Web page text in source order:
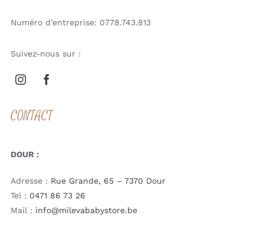
Numéro d’entreprise: 0778.743.813
Suivez-nous sur :
CONTACT
DOUR :
Adresse : Rue Grande, 65 – 7370 Dour
Tel : 0471 86 73 26
Mail : info@milevababystore.be